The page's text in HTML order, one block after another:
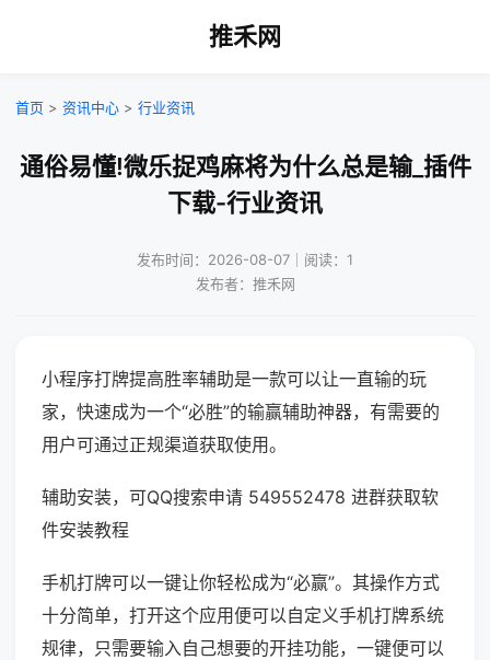
推禾网
首页 > 资讯中心 > 行业资讯
通俗易懂!微乐捉鸡麻将为什么总是输_插件
下载-行业资讯
发布时间：2026-08-07｜阅读：1
发布者：推禾网
小程序打牌提高胜率辅助是一款可以让一直输的玩
家，快速成为一个“必胜”的输赢辅助神器，有需要的
用户可通过正规渠道获取使用。
辅助安装，可QQ搜索申请 549552478 进群获取软
件安装教程
手机打牌可以一键让你轻松成为“必赢”。其操作方式
十分简单，打开这个应用便可以自定义手机打牌系统
规律，只需要输入自己想要的开挂功能，一键便可以